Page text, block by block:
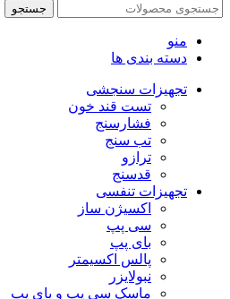
جستجو
منو
دسته بندی ها
تجهیزات سنجشی
تست قند خون
فشارسنج
تب سنج
ترازو
قدسنج
تجهیزات تنفسی
اکسیژن ساز
سی پپ
بای پپ
پالس اکسیمتر
نبولایزر
ماسک سی پپ و بای پپ